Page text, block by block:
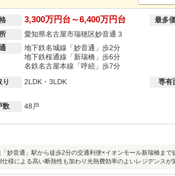
3,300万円台～6,400万円台 最多
愛知県名古屋市瑞穂区妙音通３
地下鉄名城線「妙音通」歩2分
地下鉄桜通線「新瑞橋」歩6分
名鉄名古屋本線「呼続」歩7分
り
2LDK・3LDK 専有
数
48戸
「妙音通」駅から徒歩2分の交通利便×イオンモール新瑞橋ま
様による高い断熱性も加わり光熱費効率のよいレジデンスが